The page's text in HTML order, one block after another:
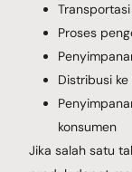
Proses
Distribusi
konsumen
Jika salah satu